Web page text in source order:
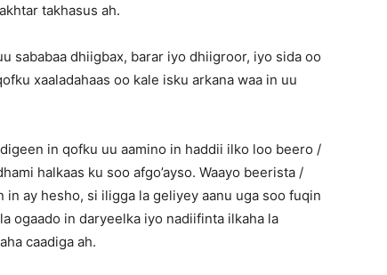
takhasus ah.
sababaa dhiigbax, barar iyo dhiigroor, iyo sida oo
xaaladahaas oo kale isku arkana waa in uu
in qofku uu aamino in haddii ilko loo beero /
halkaas ku soo afgo’ayso. Waayo beerista /
ay hesho, si iligga la geliyey aanu uga soo fuqin
ogaado in daryeelka iyo nadiifinta ilkaha la
caadiga ah.